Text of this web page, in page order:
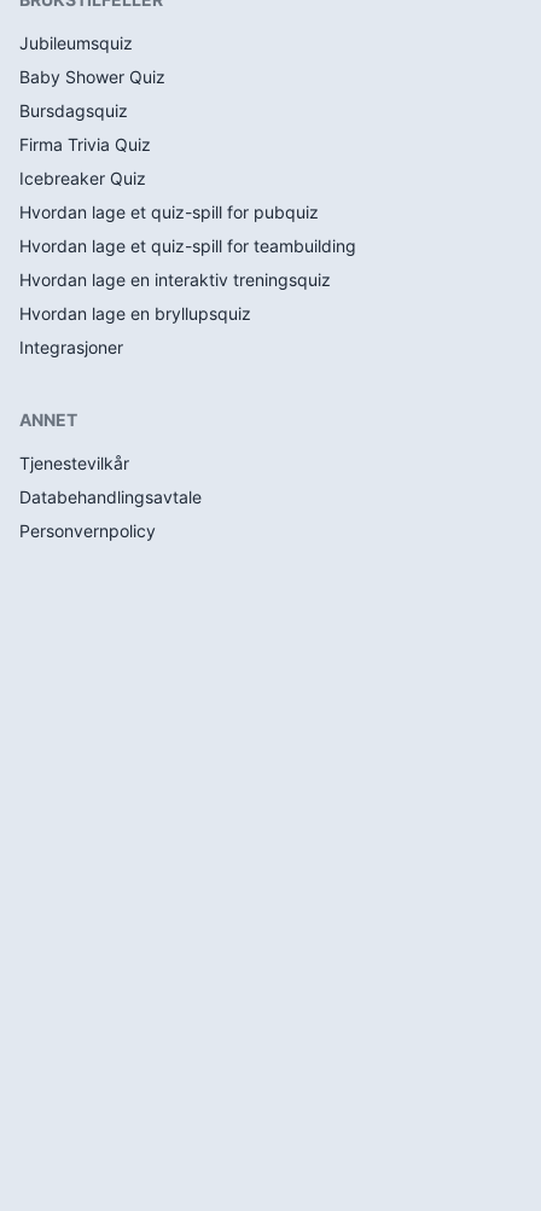
Jubileumsquiz
Baby Shower Quiz
Bursdagsquiz
Firma Trivia Quiz
Icebreaker Quiz
Hvordan lage et quiz-spill for pubquiz
Hvordan lage et quiz-spill for teambuilding
Hvordan lage en interaktiv treningsquiz
Hvordan lage en bryllupsquiz
Integrasjoner
ANNET
Tjenestevilkår
Databehandlingsavtale
Personvernpolicy